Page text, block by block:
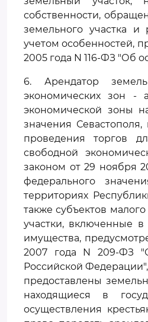
собственности,
земельного участка и
учетом особенностей,
2005 года N 116-ФЗ "Об
6. Арендатор
экономических зон -
экономической зоны
значения
проведения торгов
свободной
законом от 29 ноября
федерального
территориях
также субъектов
участки, включенные
имущества,
2007 года N 209-ФЗ
Российской
предоставлены
находящиеся в
осуществления